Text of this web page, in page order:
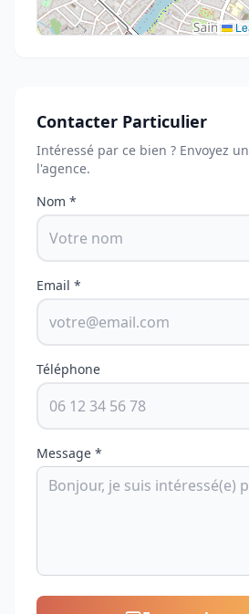
Contacter Particulier
Intéressé par ce bien ? Envoyez
l'agence.
Nom *
Email *
Téléphone
Message *